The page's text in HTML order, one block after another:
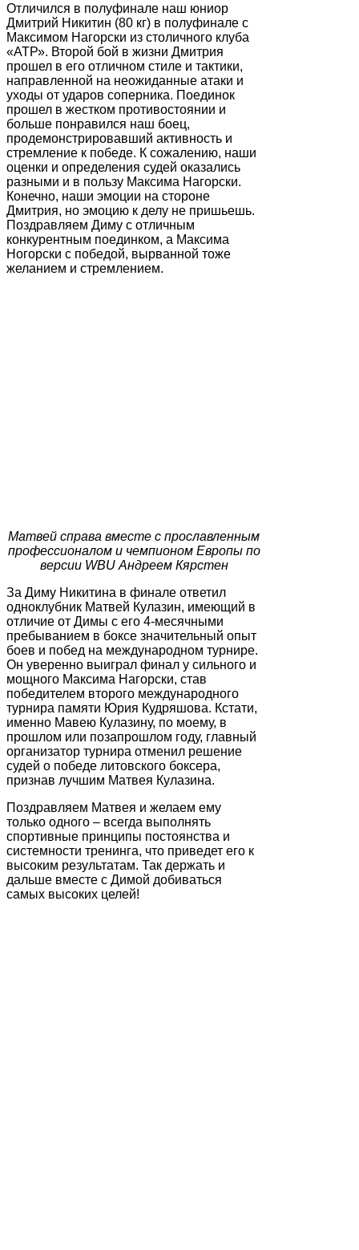
Отличился в полуфинале наш юниор
Дмитрий Никитин (80 кг) в полуфинале с
Максимом Нагорски из столичного клуба
«АТР». Второй бой в жизни Дмитрия
прошел в его отличном стиле и тактики,
направленной на неожиданные атаки и
уходы от ударов соперника. Поединок
прошел в жестком противостоянии и
больше понравился наш боец,
продемонстрировавший активность и
стремление к победе. К сожалению, наши
оценки и определения судей оказались
разными и в пользу Максима Нагорски.
Конечно, наши эмоции на стороне
Дмитрия, но эмоцию к делу не пришьешь.
Поздравляем Диму с отличным
конкурентным поединком, а Максима
Ногорски с победой, вырванной тоже
желанием и стремлением.
Матвей справа вместе с прославленным
профессионалом и чемпионом Европы по
версии WBU Андреем Кярстен
За Диму Никитина в финале ответил
одноклубник Матвей Кулазин, имеющий в
отличие от Димы с его 4-месячными
пребыванием в боксе значительный опыт
боев и побед на международном турнире.
Он уверенно выиграл финал у сильного и
мощного Максима Нагорски, став
победителем второго международного
турнира памяти Юрия Кудряшова. Кстати,
именно Мавею Кулазину, по моему, в
прошлом или позапрошлом году, главный
организатор турнира отменил решение
судей о победе литовского боксера,
признав лучшим Матвея Кулазина.
Поздравляем Матвея и желаем ему
только одного – всегда выполнять
спортивные принципы постоянства и
системности тренинга, что приведет его к
высоким результатам. Так держать и
дальше вместе с Димой добиваться
самых высоких целей!